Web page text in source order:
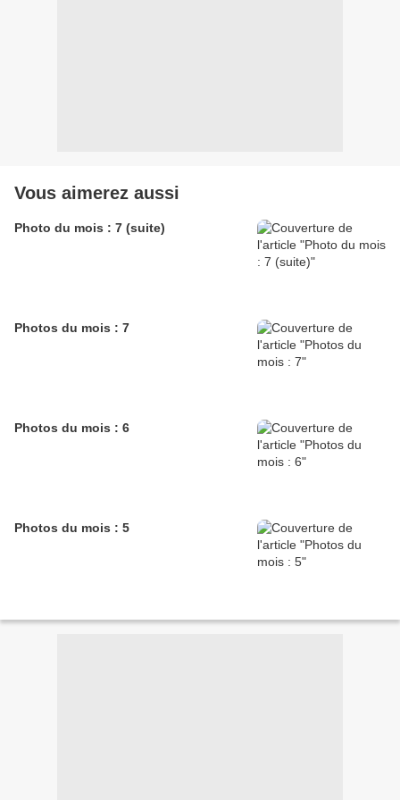
Vous aimerez aussi
Photo du mois : 7 (suite)
Photos du mois : 7
Photos du mois : 6
Photos du mois : 5